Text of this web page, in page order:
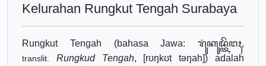
Kelurahan Rungkut Tengah Surabaya
Rungkut Tengah (bahasa Jawa: ꦫꦸꦁꦏꦸꦢ꧀ꦠꦼꦔꦃ,
translit. Rungkud Tengah, [rʊŋkʊt təŋah]) adalah